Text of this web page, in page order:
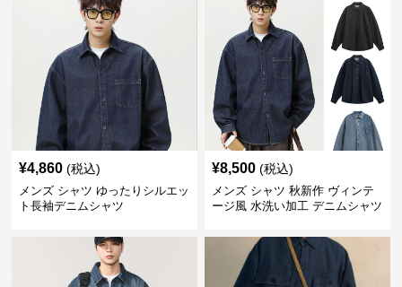
¥4,860 (税込)
メンズ シャツ ゆったりシルエッ
ト長袖デニムシャツ
¥8,500 (税込)
メンズ シャツ 秋新作 ヴィンテ
ージ風 水洗い加工 デニムシャツ